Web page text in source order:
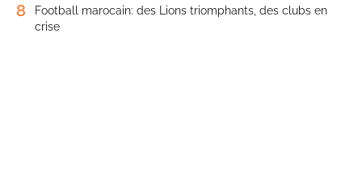
8
Football marocain: des Lions triomphants, des clubs en
crise